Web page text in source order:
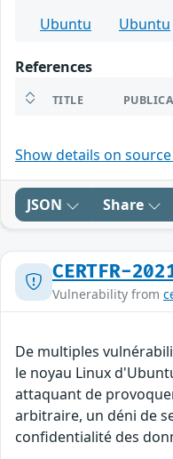
Ubuntu
Ubuntu
References
TITLE
Show details on
JSON Share
CERTFR-
Vulnerability from
De multiples
le noyau Linux
attaquant de
arbitraire, un déni de
confidentialité des